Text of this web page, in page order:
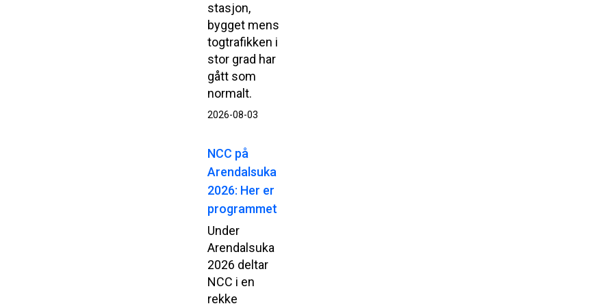
stasjon,
bygget mens
togtrafikken i
stor grad har
gått som
normalt.
2026-08-03
NCC på
Arendalsuka
2026: Her er
programmet
Under
Arendalsuka
2026 deltar
NCC i en
rekke